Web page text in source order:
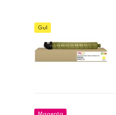
Gul